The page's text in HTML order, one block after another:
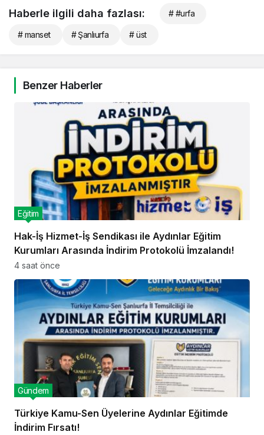
Haberle ilgili daha fazlası: # #urfa
# manset # Şanlıurfa # üst
Benzer Haberler
Hak-İş Hizmet-İş Sendikası ile Aydınlar Eğitim
Kurumları Arasında İndirim Protokolü İmzalandı!
Eğitim
4 saat önce
Türkiye Kamu-Sen Üyelerine Aydınlar Eğitimde
İndirim Fırsatı!
Gündem